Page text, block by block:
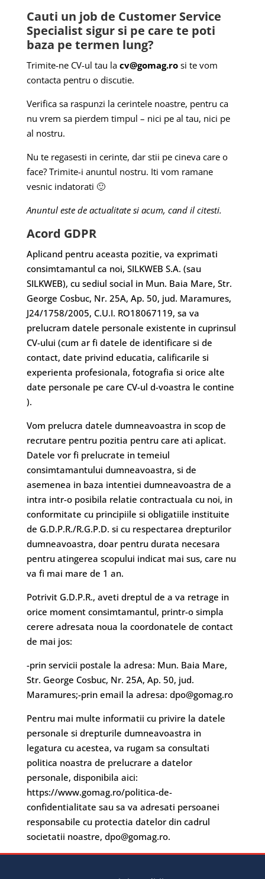
Cauti un job de Customer Service
Specialist sigur si pe care te poti
baza pe termen lung?
Trimite-ne CV-ul tau la cv@gomag.rosi te vom
contacta pentru o discutie.
Verifica sa raspunzi la cerintele noastre, pentru ca
nu vrem sa pierdem timpul – nici pe al tau, nici pe
al nostru.
Nu te regasesti in cerinte, dar stii pe cineva care o
face? Trimite-i anuntul nostru. Iti vom ramane
vesnic indatorati 🙂
Anuntul este de actualitate si acum, cand il citesti.
Acord GDPR
Aplicand pentru aceasta pozitie, va exprimati
consimtamantul ca noi, SILKWEB S.A. (sau
SILKWEB), cu sediul social in Mun. Baia Mare, Str.
George Cosbuc, Nr. 25A, Ap. 50, jud. Maramures,
J24/1758/2005, C.U.I. RO18067119, sa va
prelucram datele personale existente in cuprinsul
CV-ului (cum ar fi datele de identificare si de
contact, date privind educatia, calificarile si
experienta profesionala, fotografia si orice alte
date personale pe care CV-ul d-voastra le contine
).
Vom prelucra datele dumneavoastra in scop de
recrutare pentru pozitia pentru care ati aplicat.
Datele vor fi prelucrate in temeiul
consimtamantului dumneavoastra, si de
asemenea in baza intentiei dumneavoastra de a
intra intr-o posibila relatie contractuala cu noi, in
conformitate cu principiile si obligatiile instituite
de G.D.P.R./R.G.P.D. si cu respectarea drepturilor
dumneavoastra, doar pentru durata necesara
pentru atingerea scopului indicat mai sus, care nu
va fi mai mare de 1 an.
Potrivit G.D.P.R., aveti dreptul de a va retrage in
orice moment consimtamantul, printr-o simpla
cerere adresata noua la coordonatele de contact
de mai jos:
-prin servicii postale la adresa: Mun. Baia Mare,
Str. George Cosbuc, Nr. 25A, Ap. 50, jud.
Maramures;-prin email la adresa: dpo@gomag.ro
Pentru mai multe informatii cu privire la datele
personale si drepturile dumneavoastra in
legatura cu acestea, va rugam sa consultati
politica noastra de prelucrare a datelor
personale, disponibila aici:
https://www.gomag.ro/politica-de-
confidentialitate sau sa va adresati persoanei
responsabile cu protectia datelor din cadrul
societatii noastre, dpo@gomag.ro.